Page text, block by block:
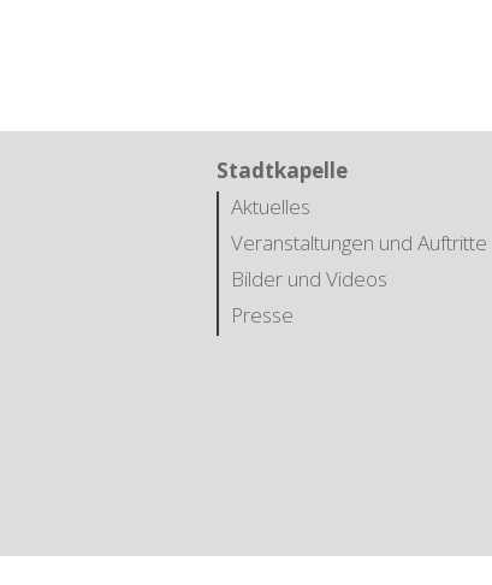
Stadtkapelle
Aktuelles
Veranstaltungen und Auftritte
Bilder und Videos
Presse